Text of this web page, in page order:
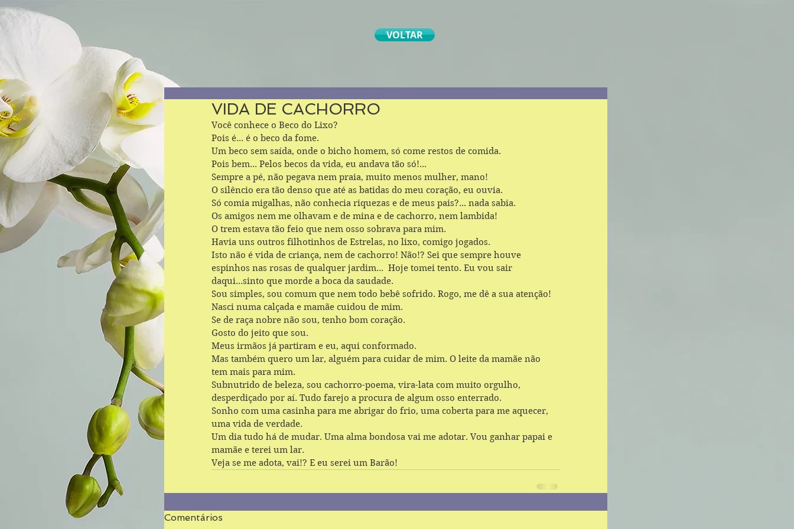
VOLTAR
VIDA DE CACHORRO
Você conhece o Beco do Lixo?
Pois é... é o beco da fome.
Um beco sem saída, onde o bicho homem, só come restos de comida.
Pois bem... Pelos becos da vida, eu andava tão só!...
Sempre a pé, não pegava nem praia, muito menos mulher, mano!
O silêncio era tão denso que até as batidas do meu coração, eu ouvia.
Só comia migalhas, não conhecia riquezas e de meus pais?... nada sabia.
Os amigos nem me olhavam e de mina e de cachorro, nem lambida!
O trem estava tão feio que nem osso sobrava para mim.
Havia uns outros filhotinhos de Estrelas, no lixo, comigo jogados.
Isto não é vida de criança, nem de cachorro! Não!? Sei que sempre houve
espinhos nas rosas de qualquer jardim...  Hoje tomei tento. Eu vou sair
daqui...sinto que morde a boca da saudade.
Sou simples, sou comum que nem todo bebê sofrido. Rogo, me dê a sua atenção!
Nasci numa calçada e mamãe cuidou de mim.
Se de raça nobre não sou, tenho bom coração.
Gosto do jeito que sou.
Meus irmãos já partiram e eu, aqui conformado.
Mas também quero um lar, alguém para cuidar de mim. O leite da mamãe não
tem mais para mim.
Subnutrido de beleza, sou cachorro-poema, vira-lata com muito orgulho,
desperdiçado por aí. Tudo farejo a procura de algum osso enterrado.
Sonho com uma casinha para me abrigar do frio, uma coberta para me aquecer,
uma vida de verdade.
Um dia tudo há de mudar. Uma alma bondosa vai me adotar. Vou ganhar papai e
mamãe e terei um lar.
Veja se me adota, vai!? E eu serei um Barão!
Comentários